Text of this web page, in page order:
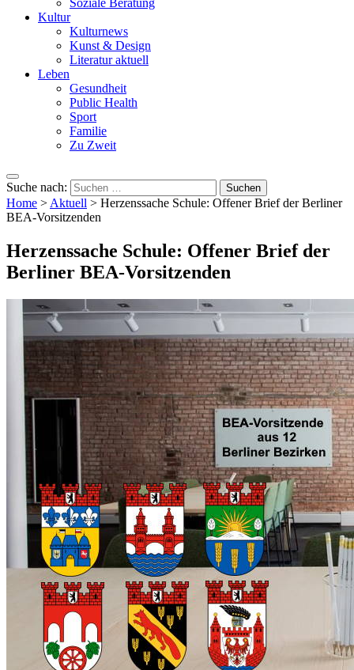
Kultur
Kulturnews
Kunst & Design
Literatur aktuell
Leben
Gesundheit
Public Health
Sport
Familie
Zu Zweit
Suche nach:
Home > Aktuell > Herzenssache Schule: Offener Brief der Berliner
BEA-Vorsitzenden
Herzenssache Schule: Offener Brief der
Berliner BEA-Vorsitzenden